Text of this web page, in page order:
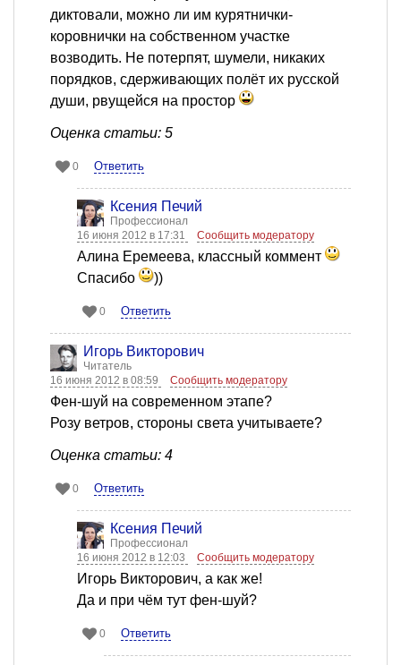
диктовали, можно ли им курятнички-
коровнички на собственном участке
возводить. Не потерпят, шумели, никаких
порядков, сдерживающих полёт их русской
души, рвущейся на простор
Оценка статьи: 5
0 Ответить
Ксения Печий
Профессионал
16 июня 2012 в 17:31
Сообщить модератору
Алина Еремеева, классный коммент
Спасибо
))
0 Ответить
Игорь Викторович
Читатель
16 июня 2012 в 08:59
Сообщить модератору
Фен-шуй на современном этапе?
Розу ветров, стороны света учитываете?
Оценка статьи: 4
0 Ответить
Ксения Печий
Профессионал
16 июня 2012 в 12:03
Сообщить модератору
Игорь Викторович, а как же!
Да и при чём тут фен-шуй?
0 Ответить